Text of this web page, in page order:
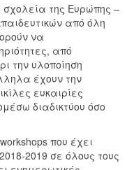
σχολεία της Ευρώπης –
από όλη
να
από
την υλοποίηση
έχουν την
ευκαιρίες
διαδικτύου όσο
που έχει
2019 σε όλους τους